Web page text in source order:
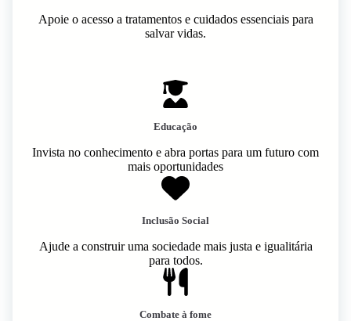
Apoie o acesso a tratamentos e cuidados essenciais para
salvar vidas.
Educação
Invista no conhecimento e abra portas para um futuro com
mais oportunidades
Inclusão Social
Ajude a construir uma sociedade mais justa e igualitária
para todos.
Combate à fome